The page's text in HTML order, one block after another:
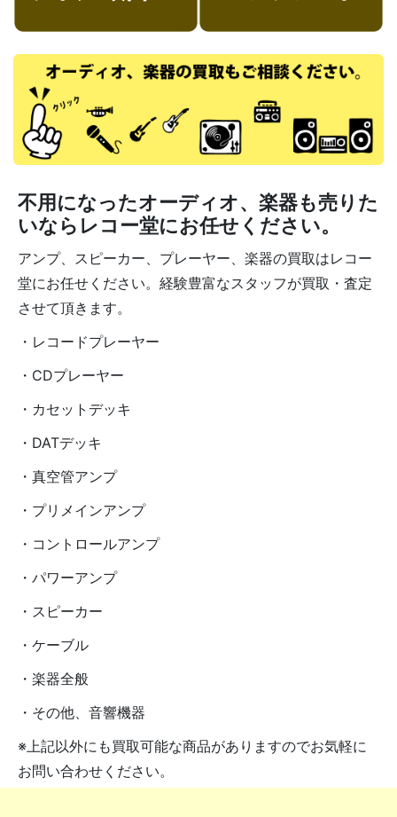
不用になったオーディオ、楽器も売りた
いならレコー堂にお任せください。
アンプ、スピーカー、プレーヤー、楽器の買取はレコー
堂にお任せください。経験豊富なスタッフが買取・査定
させて頂きます。
・レコードプレーヤー
・CDプレーヤー
・カセットデッキ
・DATデッキ
・真空管アンプ
・プリメインアンプ
・コントロールアンプ
・パワーアンプ
・スピーカー
・ケーブル
・楽器全般
・その他、音響機器
※上記以外にも買取可能な商品がありますのでお気軽に
お問い合わせください。